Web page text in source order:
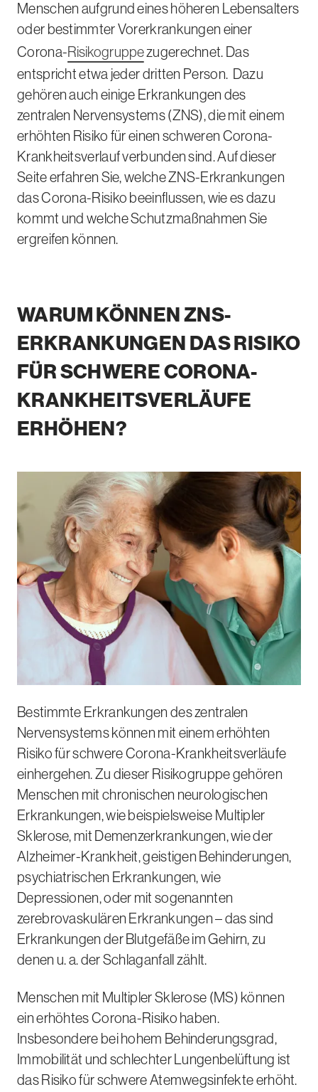
Menschen aufgrund eines höheren Lebensalters
oder bestimmter Vorerkrankungen einer
Corona-Risikogruppezugerechnet. Das
entspricht etwa jeder dritten Person. Dazu
gehören auch einige Erkrankungen des
zentralen Nervensystems (ZNS), die mit einem
erhöhten Risiko für einen schweren Corona-
Krankheitsverlauf verbunden sind. Auf dieser
Seite erfahren Sie, welche ZNS-Erkrankungen
das Corona-Risiko beeinflussen, wie es dazu
kommt und welche Schutzmaßnahmen Sie
ergreifen können.
WARUM KÖNNEN ZNS-
ERKRANKUNGEN DAS RISIKO
FÜR SCHWERE CORONA-
KRANKHEITSVERLÄUFE
ERHÖHEN?
Bestimmte Erkrankungen des zentralen
Nervensystems können mit einem erhöhten
Risiko für schwere Corona-Krankheitsverläufe
einhergehen. Zu dieser Risikogruppe gehören
Menschen mit chronischen neurologischen
Erkrankungen, wie beispielsweise Multipler
Sklerose, mit Demenzerkrankungen, wie der
Alzheimer-Krankheit, geistigen Behinderungen,
psychiatrischen Erkrankungen, wie
Depressionen, oder mit sogenannten
zerebrovaskulären Erkrankungen – das sind
Erkrankungen der Blutgefäße im Gehirn, zu
denen u. a.der Schlaganfall zählt.
Menschen mit Multipler Sklerose (MS) können
ein erhöhtes Corona-Risiko haben.
Insbesondere bei hohem Behinderungsgrad,
Immobilität und schlechter Lungenbelüftung ist
das Risiko für schwere Atemwegsinfekte erhöht.